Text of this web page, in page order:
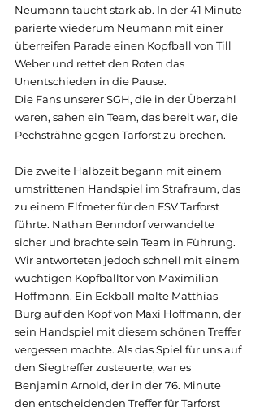
Neumann taucht stark ab. In der 41 Minute
parierte wiederum Neumann mit einer
überreifen Parade einen Kopfball von Till
Weber und rettet den Roten das
Unentschieden in die Pause.
Die Fans unserer SGH, die in der Überzahl
waren, sahen ein Team, das bereit war, die
Pechsträhne gegen Tarforst zu brechen.
Die zweite Halbzeit begann mit einem
umstrittenen Handspiel im Strafraum, das
zu einem Elfmeter für den FSV Tarforst
führte. Nathan Benndorf verwandelte
sicher und brachte sein Team in Führung.
Wir antworteten jedoch schnell mit einem
wuchtigen Kopfballtor von Maximilian
Hoffmann. Ein Eckball malte Matthias
Burg auf den Kopf von Maxi Hoffmann, der
sein Handspiel mit diesem schönen Treffer
vergessen machte. Als das Spiel für uns auf
den Siegtreffer zusteuerte, war es
Benjamin Arnold, der in der 76. Minute
den entscheidenden Treffer für Tarforst